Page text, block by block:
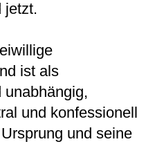
jetzt.
ist als
unabhängig,
und konfessionell
und seine